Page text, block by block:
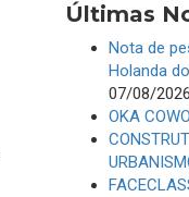
Últimas
Nota de
Holanda
07/08/2026
OKA